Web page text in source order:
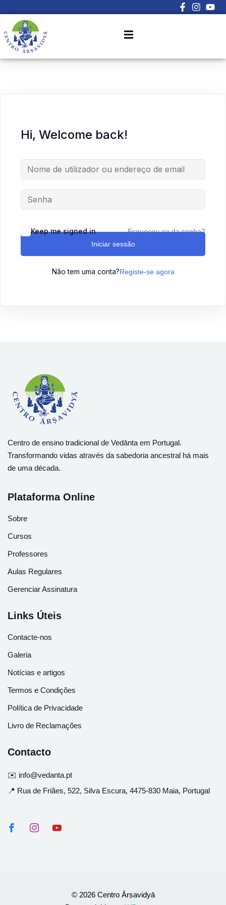
Hi, Welcome back!
Keep me signed in
Esqueceu-se da senha?
Iniciar sessão
Não tem uma conta?Registe-se agora
Centro de ensino tradicional de Vedānta em Portugal.
Transformando vidas através da sabedoria ancestral há mais
de uma década.
Plataforma Online
Sobre
Cursos
Professores
Aulas Regulares
Gerenciar Assinatura
Links Úteis
Contacte-nos
Galeria
Notícias e artigos
Termos e Condições
Política de Privacidade
Livro de Reclamações
Contacto
✉️ info@vedanta.pt
📍 Rua de Friães, 522, Silva Escura, 4475-830 Maia, Portugal
© 2026 Centro Ārṣavidyā
Remember me Lost your password?
Sign up
Already have an account?Sign in